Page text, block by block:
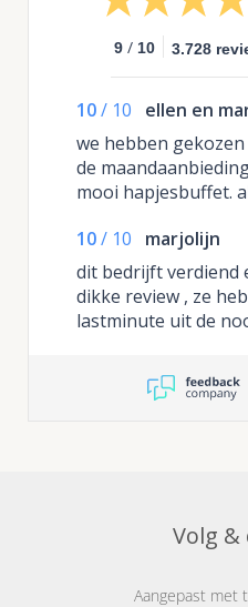
9 / 10 3.728
10/ 10
ellen en
we hebben
de
mooi hapjesbuffet.
het meegeleverde
kartonnen plateau
hebt in een
een compleet buffet,
10/ 10
marjolijn
dit bedrijft verdiend
dikke review , ze
lastminute uit de
cateraar op het laatst
moment verstek liet
Volg &
Aangepast met